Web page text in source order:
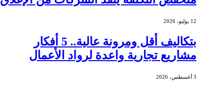
12 يوليو، 2026
بتكاليف أقل ومرونة عالية.. 5 أفكار
مشاريع تجارية واعدة لرواد الأعمال
3 أغسطس، 2026